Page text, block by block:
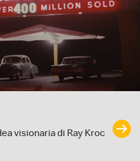
visionaria di Ray Kroc